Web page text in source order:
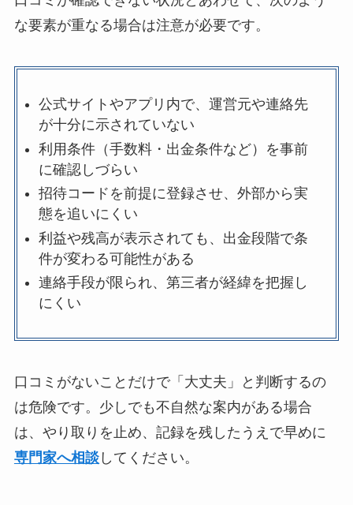
な要素が重なる場合は注意が必要です。
公式サイトやアプリ内で、運営元や連絡先
が十分に示されていない
利用条件（手数料・出金条件など）を事前
に確認しづらい
招待コードを前提に登録させ、外部から実
態を追いにくい
利益や残高が表示されても、出金段階で条
件が変わる可能性がある
連絡手段が限られ、第三者が経緯を把握し
にくい
口コミがないことだけで「大丈夫」と判断するの
は危険です。少しでも不自然な案内がある場合
は、やり取りを止め、記録を残したうえで早めに
専門家へ相談してください。